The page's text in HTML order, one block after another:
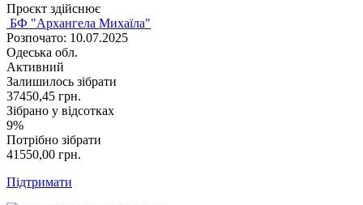
Проєкт здійснює
БФ "Архангела Михаїла"
Розпочато: 10.07.2025
Одеська обл.
Активний
Залишилось зібрати
37450,45 грн.
Зібрано у відсотках
9%
Потрібно зібрати
41550,00 грн.
Підтримати